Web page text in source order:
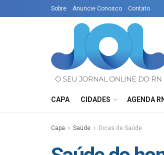
Sobre Anuncie Conosco Contato
CAPA CIDADES AGENDA RN
Capa Saúde Dicas de Saúde